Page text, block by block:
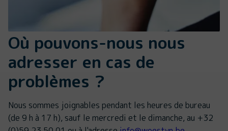
Où pouvons-nous nous
adresser en cas de
problèmes ?
Nous sommes joignables pendant les heures de bureau
(de 9 h à 17 h), sauf le mercredi et le dimanche, au +32